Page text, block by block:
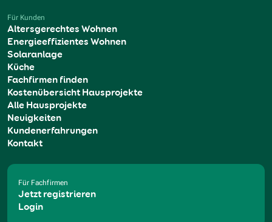
Für Kunden
Altersgerechtes Wohnen
Energieeffizientes Wohnen
Solaranlage
Küche
Fachfirmen finden
Kostenübersicht Hausprojekte
Alle Hausprojekte
Neuigkeiten
Kundenerfahrungen
Kontakt
Für Fachfirmen
Jetzt registrieren
Login